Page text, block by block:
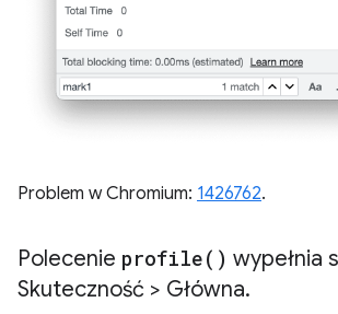
Problem w Chromium: 1426762.
Polecenie profile( ) wypełnia
Skuteczność > Główna.